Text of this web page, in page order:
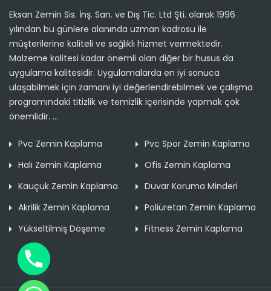
Eksan Zemin Sis. İnş. San. ve Dış Tic. Ltd Şti. olarak 1996
yılından bu günlere alanında uzman kadrosu ile
müşterilerine kaliteli ve sağlıklı hizmet vermektedir.
Malzeme kalitesi kadar önemli olan diğer bir husus da
uygulama kalitesidir. Uygulamalarda en iyi sonuca
ulaşabilmek için zamanı iyi değerlendirebilmek ve çalışma
programındaki titizlik ve temizlik içerisinde yapmak çok
önemlidir. ...
Pvc Zemin Kaplama
Pvc Spor Zemin Kaplama
Halı Zemin Kaplama
Ofis Zemin Kaplama
Kauçuk Zemin Kaplama
Duvar Koruma Minderi
Akrilik Zemin Kaplama
Poliüretan Zemin Kaplama
Yükseltilmiş Döşeme
Fitness Zemin Kaplama